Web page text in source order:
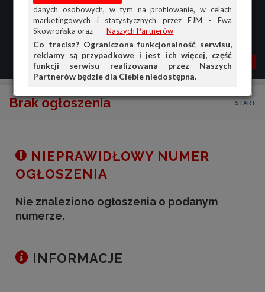
danych osobowych, w tym na profilowanie, w celach
marketingowych i statystycznych przez EJM - Ewa
Skowrońska oraz
Naszych Partnerów
Co tracisz? Ograniczona funkcjonalność serwisu,
reklamy są przypadkowe i jest ich więcej, część
funkcji serwisu realizowana przez Naszych
Partnerów będzie dla Ciebie niedostępna.
MENU MOJA AG
Brak ogłoszenia START
NIEPRAWIDŁOWY NUMER
OGŁOSZENIA
Nie znaleziono ogłoszenia o podanym
numerze.
INFORMACJE